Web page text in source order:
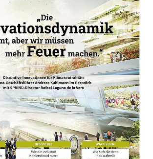
– das Energiewendemagazin
Energiewendemagazin der
jährlich als gedrucktes Heft und
Die Ausgabe des Jahres 2022
auf die nahe Energiezukunft und